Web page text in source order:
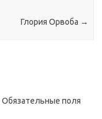
Глория Орвоба →
Обязательные поля